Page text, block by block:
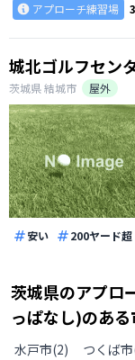
アプローチ練習場
城北ゴルフセン
茨城県結城市
屋外
安い 200ヤード超
茨城県のアプロ
っぱなし)のある
水戸市(2) つくば市